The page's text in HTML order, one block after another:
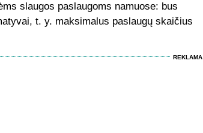
slaugos paslaugoms namuose: bus
t. y. maksimalus paslaugų skaičius
REKLAMA